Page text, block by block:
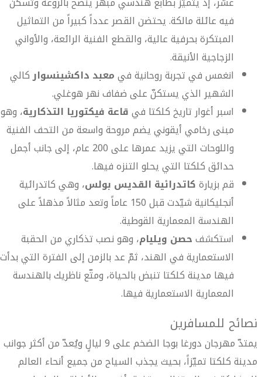
فيه عائلة مالكة. يحتضن القصر عدداً كبيراً من التماثيل
المبتكرة بحرفية عالية، والقطع الفنية الرائعة، والأواني
الزجاجية الأنيقة.
انغمس في تجربة روحانية فيمعبد داكشينسواركالي
الشهير الذي يستكنّ على ضفاف نهر هوغلي.
اسبر أغوار تاريخ كلكتا فيقاعة فيكتوريا التذكارية، وهو
مبنى رخامي أيقوني يضم مروحة واسعة من التحف الفنية
واللوحات التي يزيد عمرها على 200 عام، إلى جانب أجمل
حدائق كلكتا التي يحلو التنزه فيها.
قم بزيارةكاتدرائية القديس بولس، وهي كاتدرائية
أنجليكانية شيّدت قبل 150 عاماً وتعد مثالاً مذهلاً على
الهندسة المعمارية القوطية.
استكشفحصن ويليام، وهو نصب تذكاري من الحقبة
الاستعمارية في الهند، ثمّ عد بالزمن إلى الفترة التي بدأت
فيها مدينة كلكتا تنبض بالحياة، ومتّع ناظريك بالهندسة
المعمارية الاستعمارية فيها.
نصائح للمسافرين
يمتدّ مهرجان دورغا بوجا الضخم على 9 ليالٍ ويُعدّ من أكثر جوانب
مدينة كلكتا تميّزاً، بحيث يجذب السياح من جميع أنحاء العالم